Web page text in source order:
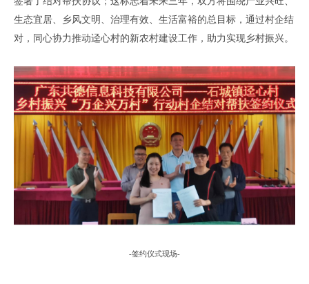
生态宜居、乡风文明、治理有效、生活富裕的总目标，通过村企结
对， 同心协力推动迳心村的新农村建设工作 ， 助力 实现乡村振兴。
-签约仪式现场-